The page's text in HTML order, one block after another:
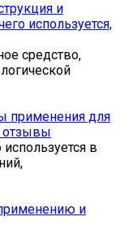
и
используется,
средство,
применения для
отзывы
в
и